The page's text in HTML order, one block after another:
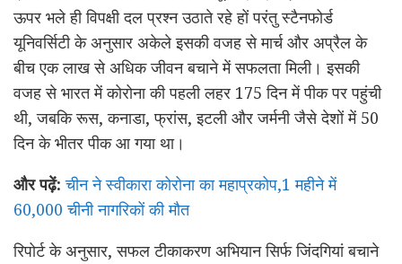
ऊपर भले ही विपक्षी दल प्रश्न उठाते रहे हों परंतु स्टैनफोर्ड
यूनिवर्सिटी के अनुसार अकेले इसकी वजह से मार्च और अप्रैल के
बीच एक लाख से अधिक जीवन बचाने में सफलता मिली। इसकी
वजह से भारत में कोरोना की पहली लहर 175 दिन में पीक पर पहुंची
थी, जबकि रूस, कनाडा, फ्रांस, इटली और जर्मनी जैसे देशों में 50
दिन के भीतर पीक आ गया था।
और पढ़ें:चीन ने स्वीकारा कोरोना का महाप्रकोप,1 महीने में
60,000 चीनी नागरिकों की मौत
रिपोर्ट के अनुसार, सफल टीकाकरण अभियान सिर्फ जिंदगियां बचाने